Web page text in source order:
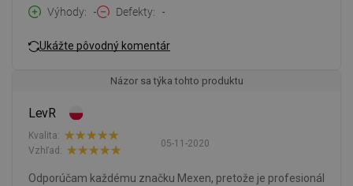
Výhody
- Defekty -
Ukážte pôvodný komentár
Názor sa týka tohto produktu
LevR
05-11-2020
Kvalita:
Vzhľad:
Odporúčam každému značku Mexen, pretože je profesionál